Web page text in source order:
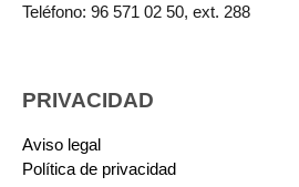
Teléfono: 96 571 02 50, ext. 288
PRIVACIDAD
Aviso legal
Política de privacidad